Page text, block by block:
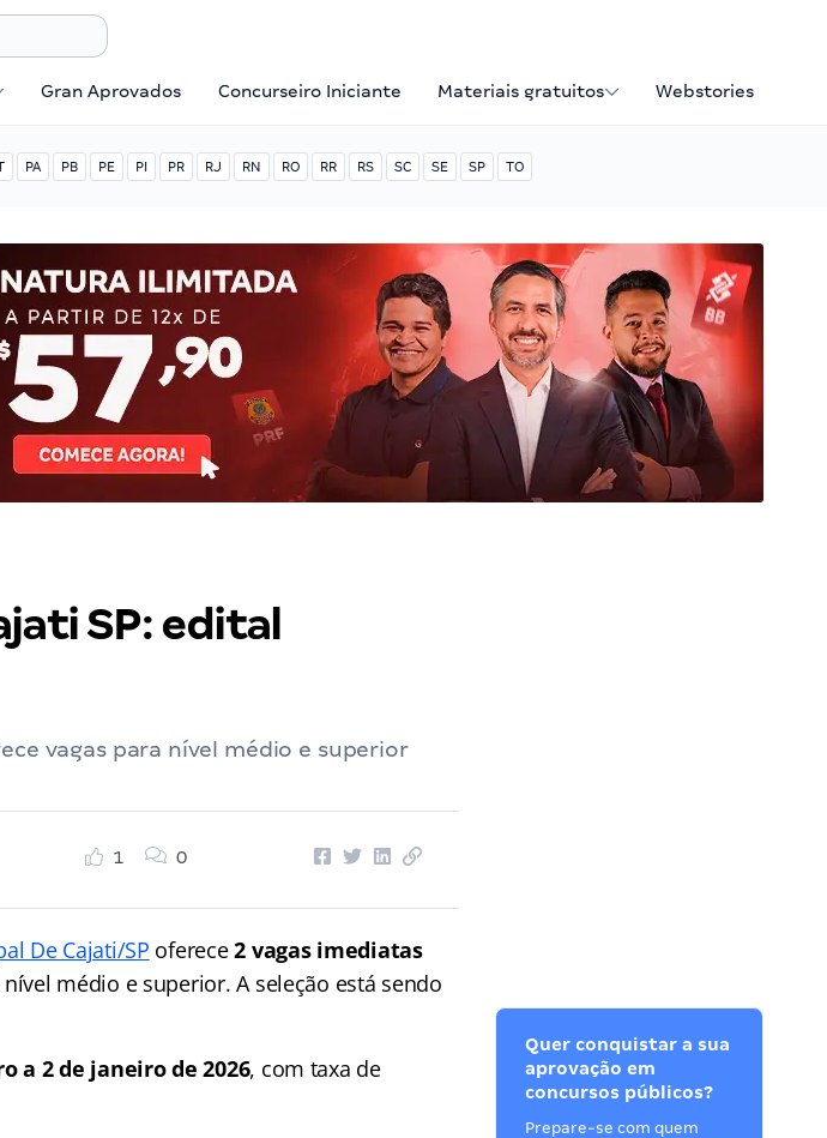
Gran Aprovados Concurseiro Iniciante Materiais gratuitos Webstories
PA PB PE PI PR RJ RN RO RR RS SC SE SP TO
SP: edital
vagas para nível médio e superior
1 0
De Cajati/SP oferece2 vagas imediatas
médio e superior. A seleção está sendo
a 2 de janeiro de 2026, com taxa de
Quer conquistar a sua
aprovação em
concursos públicos?
Prepare-se com quem